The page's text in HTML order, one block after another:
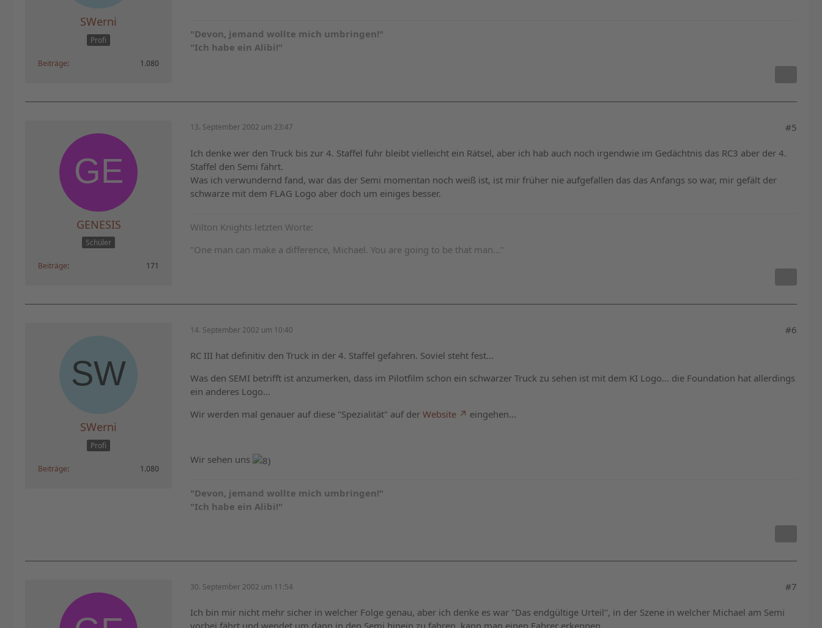
SWerni
Profi
Beiträge 1.080
"Devon, jemand wollte mich umbringen!"
"Ich habe ein Alibi!"
GENESIS
Schüler
Beiträge 171
13. September 2002 um 23:47 #5
Ich denke wer den Truck bis zur 4. Staffel fuhr bleibt vielleicht ein Rätsel, aber ich hab auch noch irgendwie im Gedächtnis das RC3 aber der 4.
Staffel den Semi fährt.
Was ich verwundernd fand, war das der Semi momentan noch weiß ist, ist mir früher nie aufgefallen das das Anfangs so war, mir gefält der
schwarze mit dem FLAG Logo aber doch um einiges besser.
Wilton Knights letzten Worte:
"One man can make a difference, Michael. You are going to be that man..."
SWerni
Profi
Beiträge 1.080
14. September 2002 um 10:40 #6
RC III hat definitiv den Truck in der 4. Staffel gefahren. Soviel steht fest...
Was den SEMI betrifft ist anzumerken, dass im Pilotfilm schon ein schwarzer Truck zu sehen ist mit dem KI Logo... die Foundation hat allerdings
ein anderes Logo...
Wir werden mal genauer auf diese "Spezialität" auf der Website eingehen...
Wir sehen uns
"Devon, jemand wollte mich umbringen!"
"Ich habe ein Alibi!"
30. September 2002 um 11:54 #7
Ich bin mir nicht mehr sicher in welcher Folge genau, aber ich denke es war "Das endgültige Urteil", in der Szene in welcher Michael am Semi